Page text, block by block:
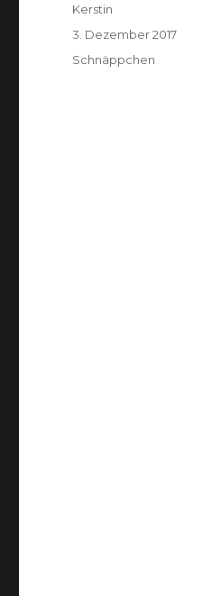
Autor
Kerstin
Veröffentlicht
am
3. Dezember 2017
Kategorien
Schnäppchen